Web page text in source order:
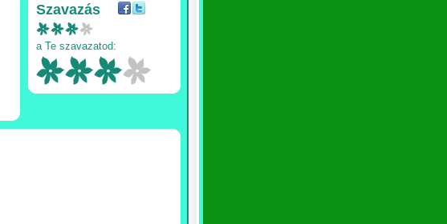
Szavazás
a Te szavazatod: